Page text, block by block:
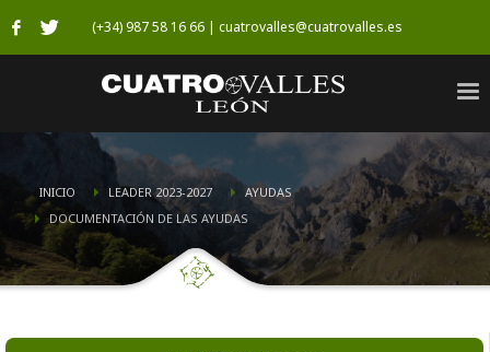
(+34) 987 58 16 66 | cuatrovalles@cuatrovalles.es
INICIO LEADER 2023-2027
AYUDAS
DOCUMENTACIÓN DE LAS AYUDAS